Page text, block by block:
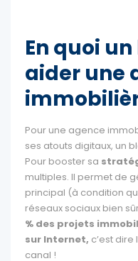
En quoi
aider une
Pour une agence
ses atouts digitaux, un
Pour booster sa
multiples. Il permet de
principal (à condition
réseaux sociaux bien
% des projets
sur Internet, c’est dire
canal !